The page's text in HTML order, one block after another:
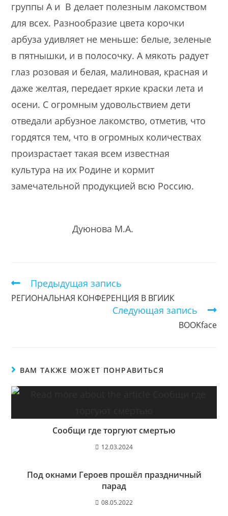
группы А и В делает полезным лакомством
для всех. Разнообразие цвета корочки
арбуза удивляет не меньше: белые, зеленые
в пятнышки, и в полосочку. А мякоть радует
глаз розовая и белая, малиновая, красная и
даже желтая, передает яркие краски лета и
осени. С огромным удовольствием дети
отведали арбузное лакомство, отметив, что
гордятся тем, что в огромных количествах
произрастает такая всем известная
культура на их Родине и кормит
замечательной продукцией всю Россию.
Дуюнова М.А.
Еще
Предыдущая запись
РЕГИОНАЛЬНАЯ КОНФЕРЕНЦИЯ В ВГИИК
Следующая запись
BOOKface
ВАМ ТАКЖЕ МОЖЕТ ПОНРАВИТЬСЯ
Сообщи где торгуют смертью
12.03.2024
Под окнами Героев прошёл праздничный
парад
08.05.2022